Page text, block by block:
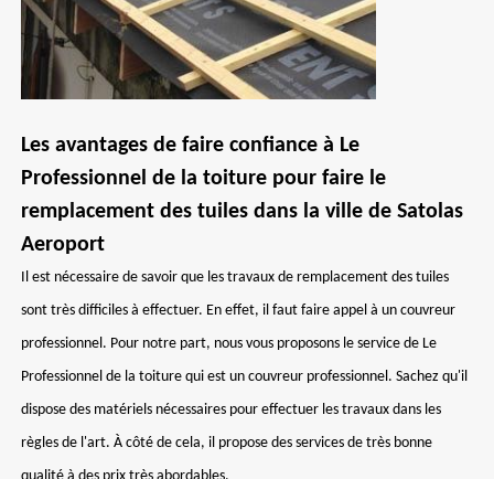
Les avantages de faire confiance à Le
Professionnel de la toiture pour faire le
remplacement des tuiles dans la ville de Satolas
Aeroport
Il est nécessaire de savoir que les travaux de remplacement des tuiles
sont très difficiles à effectuer. En effet, il faut faire appel à un couvreur
professionnel. Pour notre part, nous vous proposons le service de Le
Professionnel de la toiture qui est un couvreur professionnel. Sachez qu'il
dispose des matériels nécessaires pour effectuer les travaux dans les
règles de l'art. À côté de cela, il propose des services de très bonne